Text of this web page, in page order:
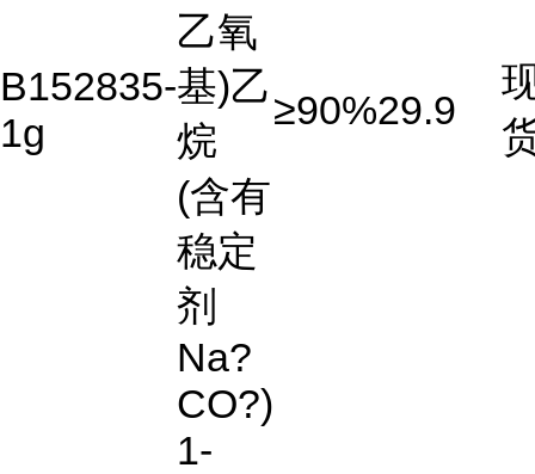
B152835-
1g
乙氧
基)乙
烷
(含有
稳定
剂
Na?
CO?)
≥90%29.9
1-